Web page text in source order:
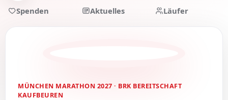
Spenden Aktuelles Läufer
MÜNCHEN MARATHON 2027 · BRK BEREITSCHAFT
KAUFBEUREN